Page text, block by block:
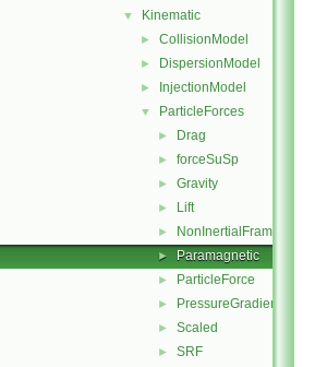
▼ Kinematic
► CollisionModel
► DispersionModel
► InjectionModel
▼ ParticleForces
► Drag
► forceSuSp
► Gravity
► Lift
► NonInertialFrame
► Paramagnetic
► ParticleForce
► PressureGradient
► Scaled
► SRF